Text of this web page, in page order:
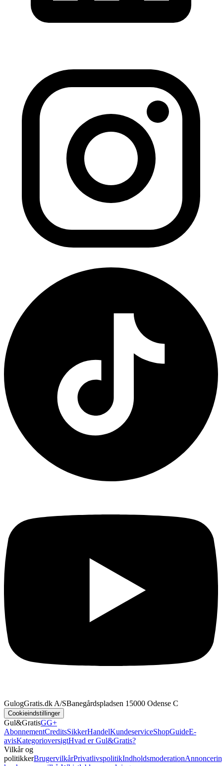
GulogGratis.dk A/SBanegårdspladsen 1 5000 Odense C
Cookieindstillinger
Gul&GratisGG+
AbonnementCreditsSikkerHandelKundeserviceShopGuideE-
avisKategorioversigtHvad er Gul&Gratis?
Vilkår og
politikkerBrugervilkårPrivatlivspolitikIndholdsmoderation